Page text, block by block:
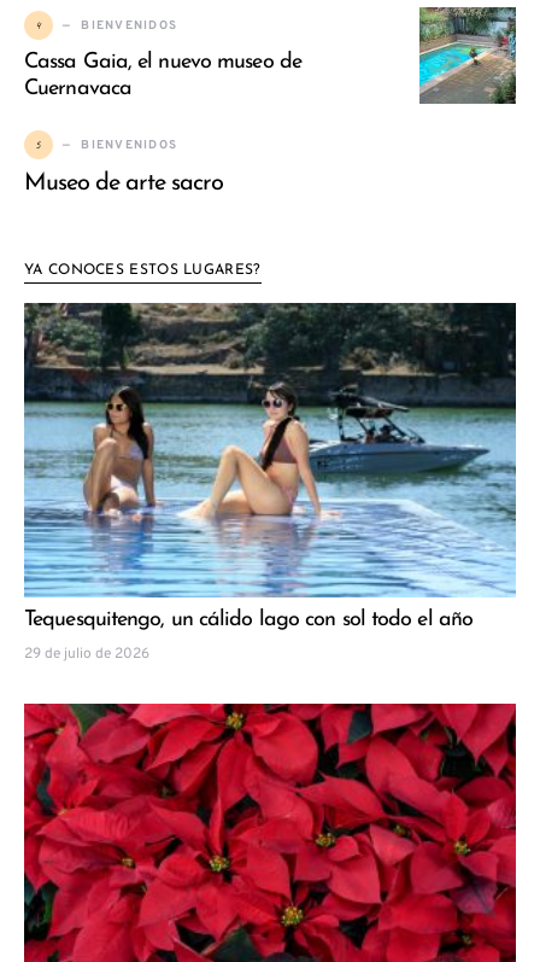
4 BIENVENIDOS
Cassa Gaia, el nuevo museo de
Cuernavaca
5 BIENVENIDOS
Museo de arte sacro
YA CONOCES ESTOS LUGARES?
Tequesquitengo, un cálido lago con sol todo el año
29 de julio de 2026